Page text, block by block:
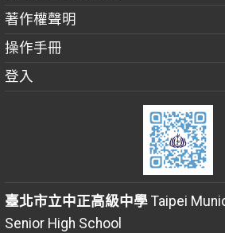
著作權聲明
操作手冊
登入
臺北市立中正高級中學Taipei
Senior High School